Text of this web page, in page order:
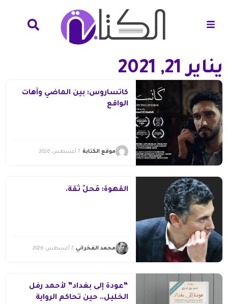
يناير 21, 2021
كاتساروس: بين الماضي وآهات
الواقع
موقع الكتابة 7 أغسطس 2026
القهوة: مَحلُّ ثقة.
محمد الفخراني 7 أغسطس 2026
“عودة إلى بغداد” لأحمد رفل
الخليل.. حين تحاكم الرواية